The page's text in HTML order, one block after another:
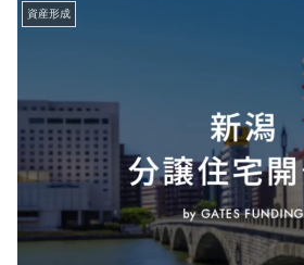
資産形成